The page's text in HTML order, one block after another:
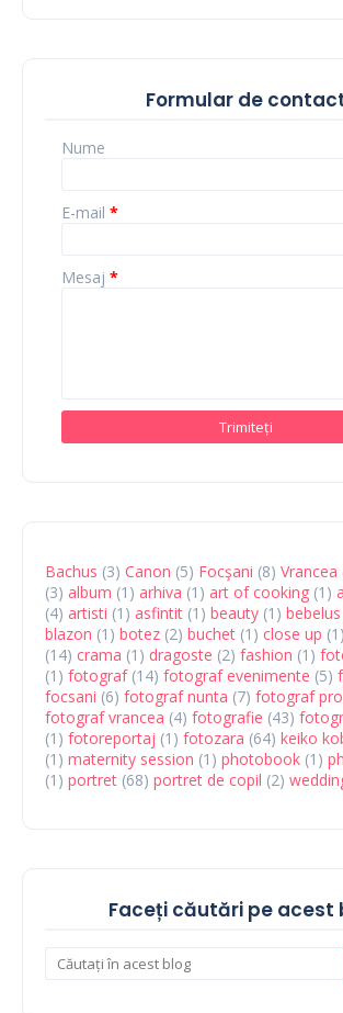
Formular de
Nume
E-mail *
Mesaj *
Bachus (3) Canon (5) Focşani (8) Vrancea
(3) album (1) arhiva (1) art of cooking (1)
(4) artisti (1) asfintit (1) beauty (1) bebelus
blazon (1) botez (2) buchet (1) close up (1)
(14) crama (1) dragoste (2) fashion (1)
(1) fotograf (14) fotograf evenimente (5)
focsani (6) fotograf nunta (7) fotograf
fotograf vrancea (4) fotografie (43)
(1) fotoreportaj (1) fotozara (64) keiko
(1) maternity session (1) photobook (1)
(1) portret (68) portret de copil (2)
Faceți căutări pe acest